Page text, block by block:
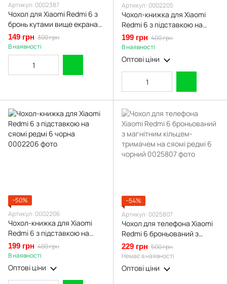
Артикул: 0002387
Чохол для Xiaomi Redmi 6 з
бронь кутами вище екрана
протиударний на сяомі
редмі 6 прозорий
149 грн 300 грн
В наявності
Артикул: 0002205
Чохол-книжка для Xiaomi
Redmi 6 з підставкою на
сяомі редмі 6 бордова
199 грн 400 грн
В наявності
Оптові ціни
−50%
Артикул: 0002206
Чохол-книжка для Xiaomi
Redmi 6 з підставкою на
сяомі редмі 6 чорна
199 грн 400 грн
В наявності
Оптові ціни
−54%
Артикул: 0025807
Чохол для телефона Xiaomi
Redmi 6 броньований з
магнітним кільцем-
тримачем на сяомі редмі 6
чорний
229 грн 500 грн
Немає в наявності
Оптові ціни